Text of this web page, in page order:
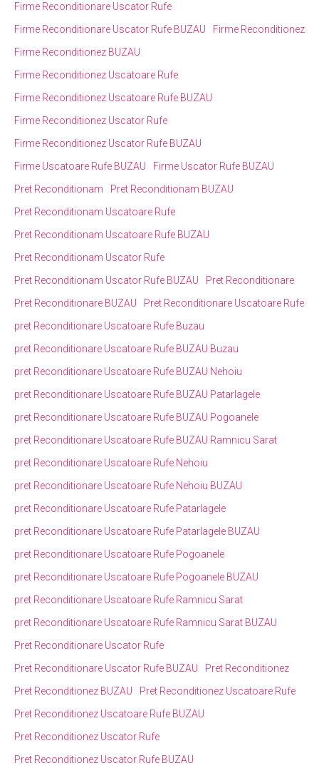
Firme Reconditionare Uscator Rufe
Firme Reconditionare Uscator Rufe BUZAU
Firme Reconditionez
Firme Reconditionez BUZAU
Firme Reconditionez Uscatoare Rufe
Firme Reconditionez Uscatoare Rufe BUZAU
Firme Reconditionez Uscator Rufe
Firme Reconditionez Uscator Rufe BUZAU
Firme Uscatoare Rufe BUZAU
Firme Uscator Rufe BUZAU
Pret Reconditionam
Pret Reconditionam BUZAU
Pret Reconditionam Uscatoare Rufe
Pret Reconditionam Uscatoare Rufe BUZAU
Pret Reconditionam Uscator Rufe
Pret Reconditionam Uscator Rufe BUZAU
Pret Reconditionare
Pret Reconditionare BUZAU
Pret Reconditionare Uscatoare Rufe
pret Reconditionare Uscatoare Rufe Buzau
pret Reconditionare Uscatoare Rufe BUZAU Buzau
pret Reconditionare Uscatoare Rufe BUZAU Nehoiu
pret Reconditionare Uscatoare Rufe BUZAU Patarlagele
pret Reconditionare Uscatoare Rufe BUZAU Pogoanele
pret Reconditionare Uscatoare Rufe BUZAU Ramnicu Sarat
pret Reconditionare Uscatoare Rufe Nehoiu
pret Reconditionare Uscatoare Rufe Nehoiu BUZAU
pret Reconditionare Uscatoare Rufe Patarlagele
pret Reconditionare Uscatoare Rufe Patarlagele BUZAU
pret Reconditionare Uscatoare Rufe Pogoanele
pret Reconditionare Uscatoare Rufe Pogoanele BUZAU
pret Reconditionare Uscatoare Rufe Ramnicu Sarat
pret Reconditionare Uscatoare Rufe Ramnicu Sarat BUZAU
Pret Reconditionare Uscator Rufe
Pret Reconditionare Uscator Rufe BUZAU
Pret Reconditionez
Pret Reconditionez BUZAU
Pret Reconditionez Uscatoare Rufe
Pret Reconditionez Uscatoare Rufe BUZAU
Pret Reconditionez Uscator Rufe
Pret Reconditionez Uscator Rufe BUZAU